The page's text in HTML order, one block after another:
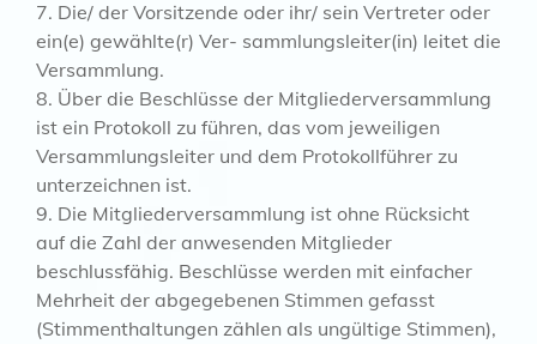
7. Die/ der Vorsitzende oder ihr/ sein Vertreter oder
ein(e) gewählte(r) Ver- sammlungsleiter(in) leitet die
Versammlung.
8. Über die Beschlüsse der Mitgliederversammlung
ist ein Protokoll zu führen, das vom jeweiligen
Versammlungsleiter und dem Protokollführer zu
unterzeichnen ist.
9. Die Mitgliederversammlung ist ohne Rücksicht
auf die Zahl der anwesenden Mitglieder
beschlussfähig. Beschlüsse werden mit einfacher
Mehrheit der abgegebenen Stimmen gefasst
(Stimmenthaltungen zählen als ungültige Stimmen),